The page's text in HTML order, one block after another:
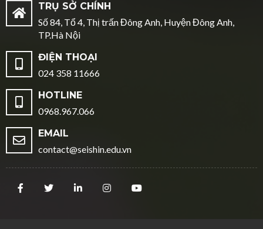
TRỤ SỞ CHÍNH
Số 84, Tổ 4, Thị trấn Đông Anh, Huyện Đông Anh,
TP.Hà Nội
ĐIỆN THOẠI
024 358 11666
HOTLINE
0968.967.066
EMAIL
contact@seishin.edu.vn